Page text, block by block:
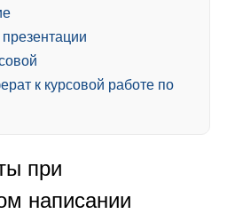
к курсовой работе по
при
написании